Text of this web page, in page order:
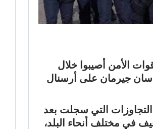
لوران نونيز، أن 57 عنصرا من قوات الأمن أصيبوا خلال
سان جيرمان على أرسنال
التي سجلت بعد
أنه تم تنفيذ 780 عملية توقيف في مختلف أنحاء البلد،